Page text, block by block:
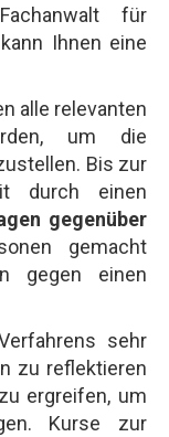
für
Ihnen eine
alle relevanten
um die
Bis zur
durch einen
gegenüber
gemacht
gegen einen
sehr
zu reflektieren
ergreifen, um
Kurse zur